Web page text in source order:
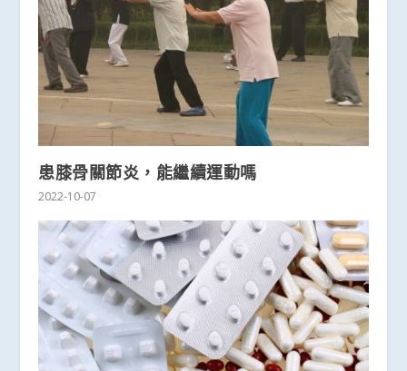
患膝骨關節炎，能繼續運動嗎
2022-10-07